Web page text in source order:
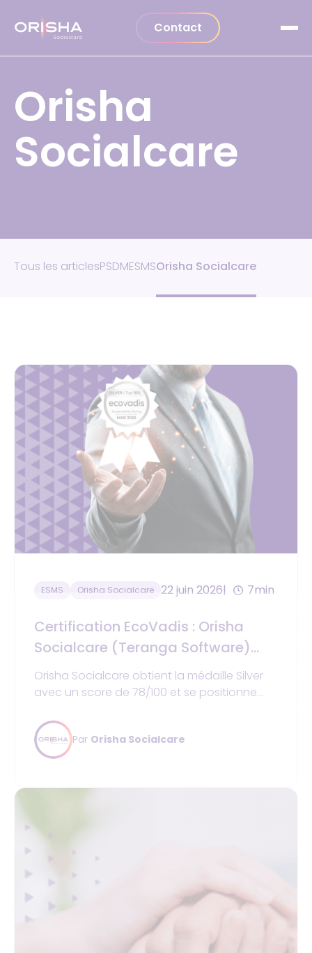
Contact
Orisha
Socialcare
Tous les articlesPSDMESMSOrisha Socialcare
ESMS Orisha Socialcare 22 juin 2026 7min
Certification EcoVadis : Orisha
Socialcare (Teranga Software)
récompensé pour son
engagement RSE
Orisha Socialcare obtient la médaille Silver
avec un score de 78/100 et se positionne
(93ᵉ percentile). Une reconnaissance qui
reflète une démarche concrète, au service
des établissements médico-sociaux et des
Par Orisha Socialcare